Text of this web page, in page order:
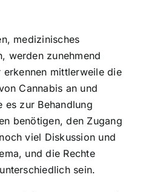
medizinisches
werden zunehmend
erkennen mittlerweile die
Cannabis an und
es zur Behandlung
benötigen, den Zugang
viel Diskussion und
und die Rechte
sein.